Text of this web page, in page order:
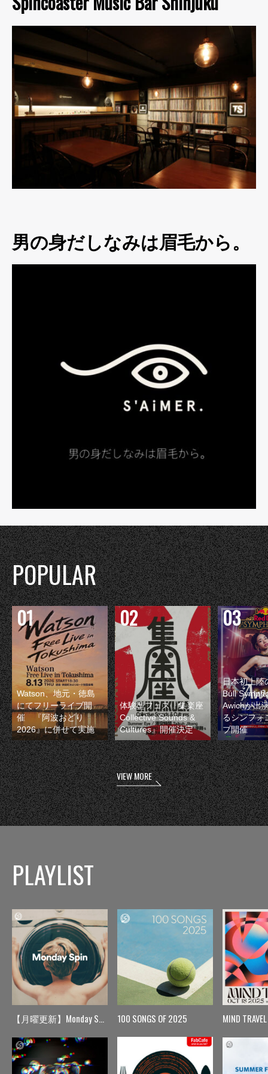
男の身だしなみは眉毛から。
POPULAR
Watson、地元・徳島
にてフリーライブ開
催 『阿波おどり
2026』に併せて実施
体験型フェス『集楽座
Collective Sounds &
Cultures』開催決定
日本初上陸
Bull
Awichが出
るシンフォ
ブ開催
VIEW MORE
PLAYLIST
【月曜更新】Monday Spin 100 SONGS OF 2025 MIND TRAVEL